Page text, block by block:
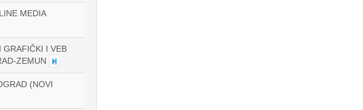
MEDIA
GRAFIČKI I VEB
ZEMUN
(NOVI